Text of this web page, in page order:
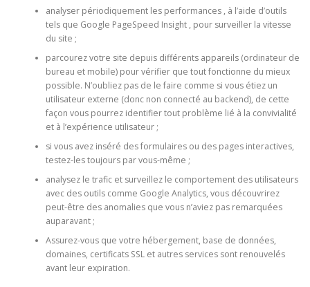
analyser périodiquement les performances , à l’aide d’outils
tels que Google PageSpeed ​​​​Insight , pour surveiller la vitesse
du site ;
parcourez votre site depuis différents appareils (ordinateur de
bureau et mobile) pour vérifier que tout fonctionne du mieux
possible. N’oubliez pas de le faire comme si vous étiez un
utilisateur externe (donc non connecté au backend), de cette
façon vous pourrez identifier tout problème lié à la convivialité
et à l’expérience utilisateur ;
si vous avez inséré des formulaires ou des pages interactives,
testez-les toujours par vous-même ;
analysez le trafic et surveillez le comportement des utilisateurs
avec des outils comme Google Analytics, vous découvrirez
peut-être des anomalies que vous n’aviez pas remarquées
auparavant ;
Assurez-vous que votre hébergement, base de données,
domaines, certificats SSL et autres services sont renouvelés
avant leur expiration.